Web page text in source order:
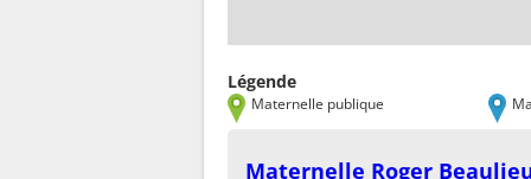
Légende
Maternelle publique
Maternelle Roger